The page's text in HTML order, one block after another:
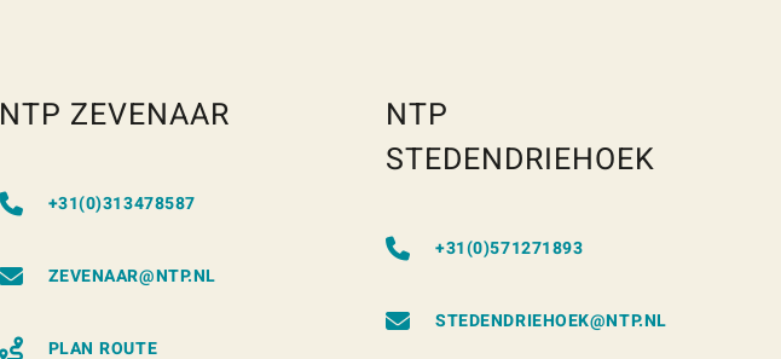
NTP ZEVENAAR
+31(0)313478587
ZEVENAAR@NTP.NL
PLAN ROUTE
NTP
STEDENDRIEHOEK
+31(0)571271893
STEDENDRIEHOEK@NTP.NL